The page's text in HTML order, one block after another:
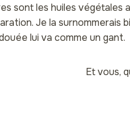
sont les huiles végétales
Je la surnommerais
lui va comme un gant.
Et vous,